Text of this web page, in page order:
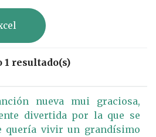
1 resultado(s)
nueva mui graciosa,
divertida por la que se
quería vivir un grandísimo